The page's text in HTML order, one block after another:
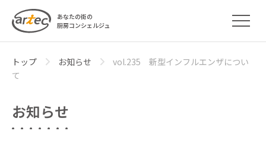
あなたの街の
厨房コンシェルジュ
トップ お知らせ
vol.235 新型インフルエンザについ
て
お知らせ